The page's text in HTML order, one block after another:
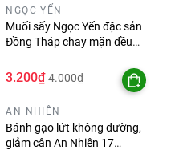
NGỌC YẾN
Muối sấy Ngọc Yến đặc sản
Đồng Tháp chay mặn đều
250g
3.200₫ 4.000₫
AN NHIÊN
Bánh gạo lứt không đường,
giảm cân An Nhiên 17